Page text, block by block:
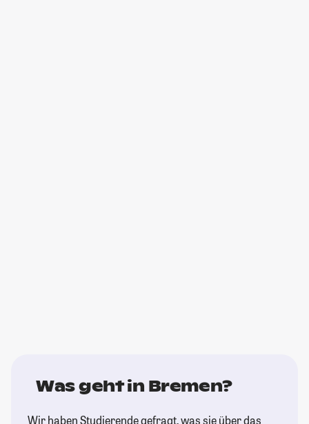
Was geht in Bremen?
Wir haben Studierende gefragt, was sie über das